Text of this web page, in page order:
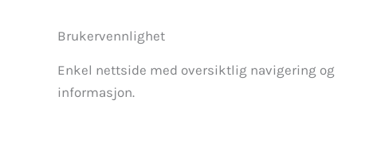
Brukervennlighet
Enkel nettside med oversiktlig navigering og
informasjon.